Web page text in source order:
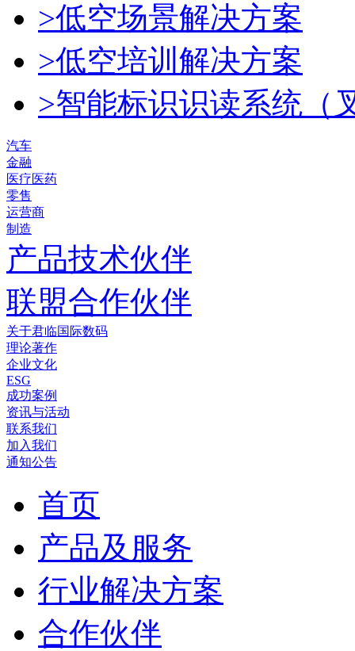
>低空场景解决方案
>低空培训解决方案
>智能标识识读系统（
汽车
金融
医疗医药
零售
运营商
制造
产品技术伙伴
联盟合作伙伴
关于君临国际数码
理论著作
企业文化
ESG
成功案例
资讯与活动
联系我们
加入我们
通知公告
首页
产品及服务
行业解决方案
合作伙伴